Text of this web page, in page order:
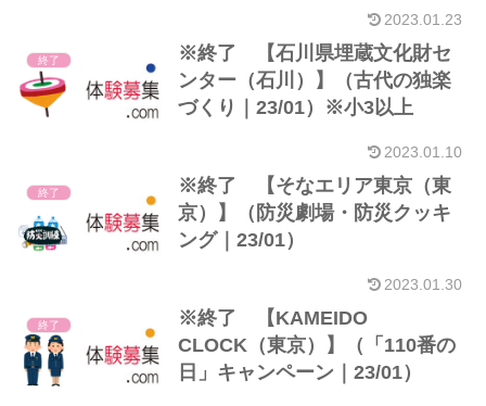
2023.01.23
終了
※終了 【石川県埋蔵文化財セ
ンター（石川）】（古代の独楽
づくり｜23/01）※小3以上
2023.01.10
終了
※終了 【そなエリア東京（東
京）】（防災劇場・防災クッキ
ング｜23/01）
2023.01.30
終了
※終了 【KAMEIDO
CLOCK（東京）】（「110番の
日」キャンペーン｜23/01）